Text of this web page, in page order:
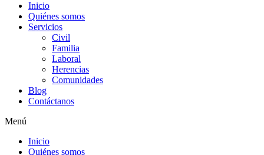
Inicio
Quiénes somos
Servicios
Civil
Familia
Laboral
Herencias
Comunidades
Blog
Contáctanos
Menú
Inicio
Quiénes somos